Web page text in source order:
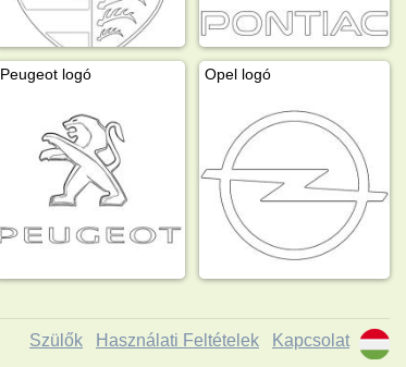
Peugeot logó Opel logó
Szülők Használati Feltételek Kapcsolat